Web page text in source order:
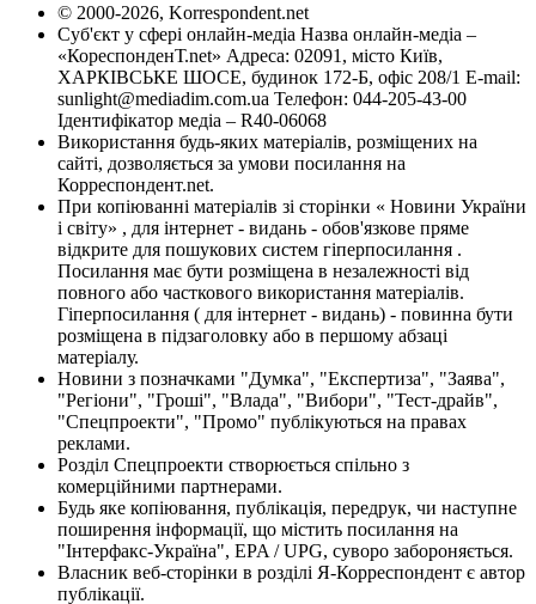
© 2000-2026, Korrespondent.net
Суб'єкт у сфері онлайн-медіа Назва онлайн-медіа –
«КореспонденТ.net» Адреса: 02091, місто Київ,
ХАРКІВСЬКЕ ШОСЕ, будинок 172-Б, офіс 208/1 E-mail:
sunlight@mediadim.com.ua Телефон: 044-205-43-00
Ідентифікатор медіа – R40-06068
Використання будь-яких матеріалів, розміщених на
сайті, дозволяється за умови посилання на
Корреспондент.net.
При копіюванні матеріалів зі сторінки « Новини України
і світу» , для інтернет - видань - обов'язкове пряме
відкрите для пошукових систем гіперпосилання .
Посилання має бути розміщена в незалежності від
повного або часткового використання матеріалів.
Гіперпосилання ( для інтернет - видань) - повинна бути
розміщена в підзаголовку або в першому абзаці
матеріалу.
Новини з позначками "Думка", "Експертиза", "Заява",
"Регіони", "Гроші", "Влада", "Вибори", "Тест-драйв",
"Спецпроекти", "Промо" публікуються на правах
реклами.
Розділ Спецпроекти створюється спільно з
комерційними партнерами.
Будь яке копіювання, публікація, передрук, чи наступне
поширення інформації, що містить посилання на
"Інтерфакс-Україна", EPA / UPG, суворо забороняється.
Власник веб-сторінки в розділі Я-Корреспондент є автор
публікації.